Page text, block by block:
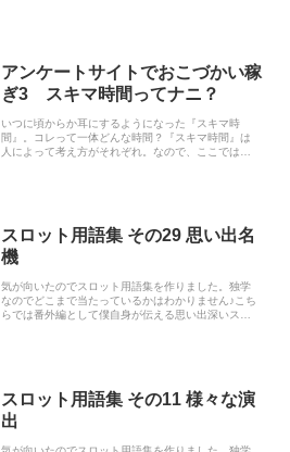
アンケートサイトでおこづかい稼
ぎ3 スキマ時間ってナニ？
いつに頃からか耳にするようになった『スキマ時
間』。コレって一体どんな時間？『スキマ時間』は
人によって考え方がそれぞれ。なので、ここではア
スロット用語集 その29 思い出名
機
気が向いたのでスロット用語集を作りました。独学
なのでどこまで当たっているかはわかりません♪こち
らでは番外編として僕自身が伝える思い出深いスロ
スロット用語集 その11 様々な演
出